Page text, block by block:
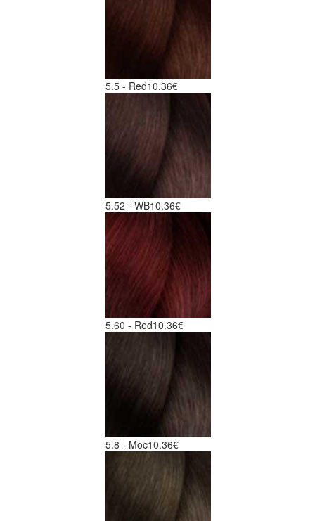
5.5 - Red10.36€
5.52 - WB10.36€
5.60 - Red10.36€
5.8 - Moc10.36€